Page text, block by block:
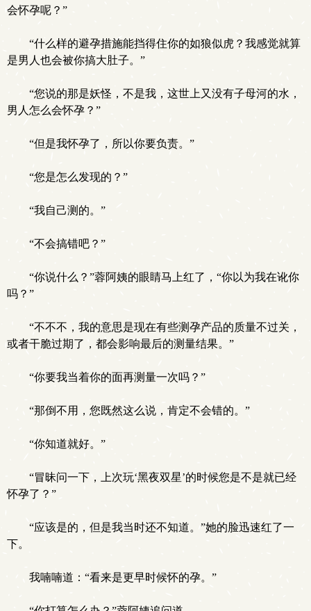
会怀孕呢？”
“什么样的避孕措施能挡得住你的如狼似虎？我感觉就算
是男人也会被你搞大肚子。”
“您说的那是妖怪，不是我，这世上又没有子母河的水，
男人怎么会怀孕？”
“但是我怀孕了，所以你要负责。”
“您是怎么发现的？”
“我自己测的。”
“不会搞错吧？”
“你说什么？”蓉阿姨的眼睛马上红了，“你以为我在讹你
吗？”
“不不不，我的意思是现在有些测孕产品的质量不过关，
或者干脆过期了，都会影响最后的测量结果。”
“你要我当着你的面再测量一次吗？”
“那倒不用，您既然这么说，肯定不会错的。”
“你知道就好。”
“冒昧问一下，上次玩‘黑夜双星’的时候您是不是就已经
怀孕了？”
“应该是的，但是我当时还不知道。”她的脸迅速红了一
下。
我喃喃道：“看来是更早时候怀的孕。”